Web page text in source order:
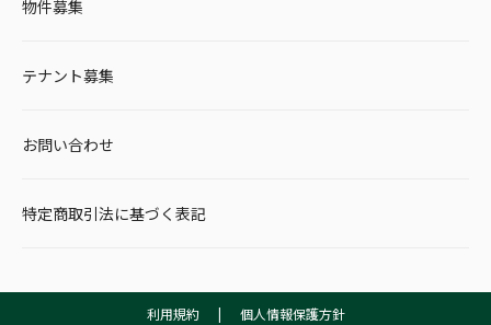
物件募集
テナント募集
お問い合わせ
特定商取引法に基づく表記
利用規約 | 個人情報保護方針